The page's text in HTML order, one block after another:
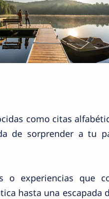
como citas
de sorprender a tu
o experiencias que
hasta una escapada